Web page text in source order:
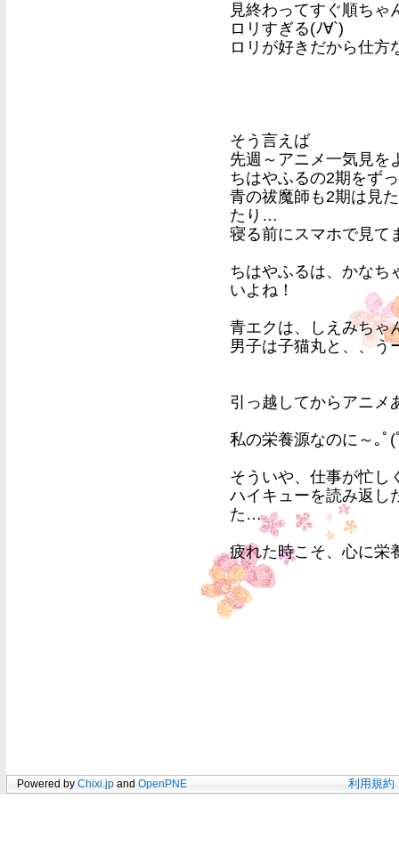
見終わってすぐ順ちゃ
ロリすぎる(ﾉ∀`)
ロリが好きだから仕方
そう言えば
先週～アニメ一気見を
ちはやふるの2期をず
青の祓魔師も2期は見
たり…
寝る前にスマホで見て
ちはやふるは、かな
いよね！
青エクは、しえみち
男子は子猫丸と、、
引っ越してからアニ
私の栄養源なのに～｡ﾟ(
そういや、仕事が忙し
ハイキューを読み返し
た…
疲れた時こそ、心に栄
Powered by Chixi.jp and OpenPNE 利用規約